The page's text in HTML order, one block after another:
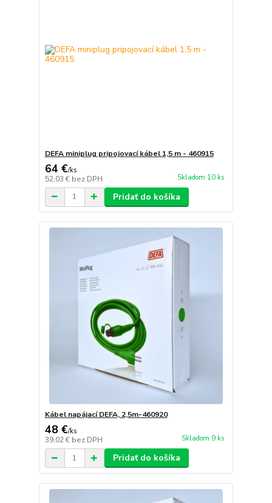
DEFA miniplug pripojovací kábel 1,5 m - 460915
64 €/ks
52,03 € bez DPH Skladom 10 ks
Pridať do košíka
Kábel napájací DEFA, 2,5m-460920
48 €/ks
39,02 € bez DPH Skladom 9 ks
Pridať do košíka